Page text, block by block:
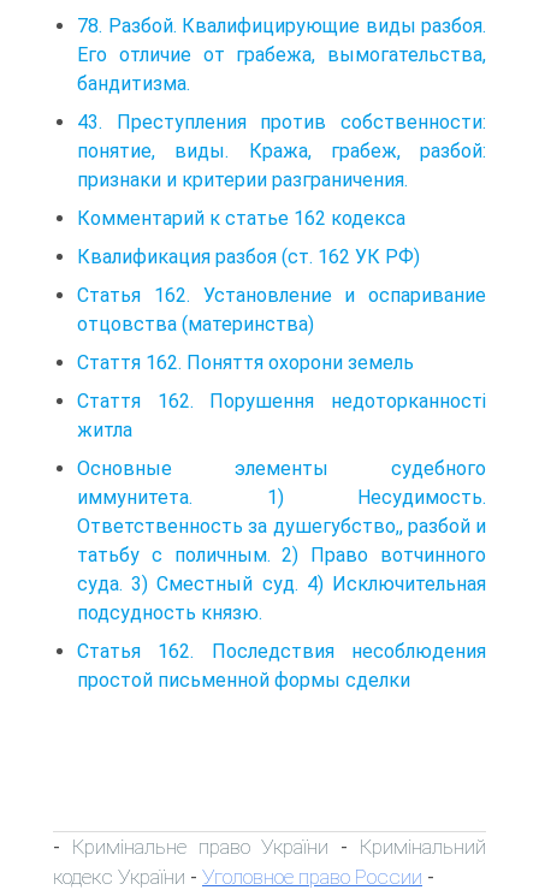
78. Разбой. Квалифицирующие виды разбоя.
Его отличие от грабежа, вымогательства,
бандитизма.
43. Преступления против собственности:
понятие, виды. Кража, грабеж, разбой:
признаки и критерии разграничения.
Комментарий к статье 162 кодекса
Квалификация разбоя (ст. 162 УК РФ)
Статья 162. Установление и оспаривание
отцовства (материнства)
Стаття 162. Поняття охорони земель
Стаття 162. Порушення недоторканності
житла
Основные элементы судебного
иммунитета. 1) Несудимость.
Ответственность за душегубство,, разбой и
татьбу с поличным. 2) Право вотчин­ного
суда. 3) Сместный суд. 4) Исключительная
подсудность князю.
Статья 162. Последствия несоблюдения
простой письменной формы сделки
- Кримінальне право України - Кримінальний
кодекс України - Уголовное право России -